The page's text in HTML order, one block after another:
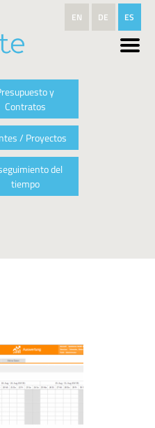
EN DE ES
y
Contratos
/ Proyectos
del
tiempo